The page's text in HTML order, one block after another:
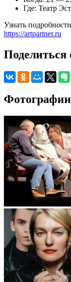
Где: Театр
Узнать
https://artpartner.ru
Поделиться